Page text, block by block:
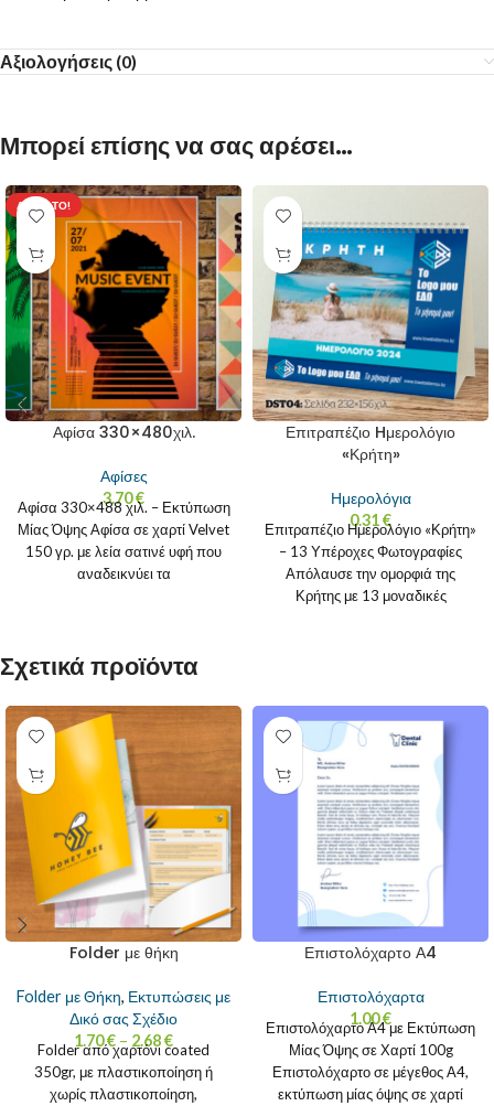
Αξιολογήσεις (0)
Μπορεί επίσης να σας αρέσει…
ΔΕΊΤΕ ΤΟ!
Αφίσα 330×480χιλ.
Αφίσες
3.70€
Αφίσα 330×488 χιλ. – Εκτύπωση
Μίας Όψης Αφίσα σε χαρτί Velvet
150 γρ. με λεία σατινέ υφή που
αναδεικνύει τα
Επιτραπέζιο Hμερολόγιο
«Κρήτη»
Ημερολόγια
0.31€
Επιτραπέζιο Ημερολόγιο «Κρήτη»
– 13 Υπέροχες Φωτογραφίες
Απόλαυσε την ομορφιά της
Κρήτης με 13 μοναδικές
Σχετικά προϊόντα
Folder με θήκη
Folder με Θήκη, Εκτυπώσεις με
Δικό σας Σχέδιο
1.70€ – 2.68€
Folder από χαρτόνι coated
350gr, με πλαστικοποίηση ή
χωρίς πλαστικοποίηση,
Επιστολόχαρτο Α4
Επιστολόχαρτα
1.00€
Επιστολόχαρτο Α4 με Εκτύπωση
Μίας Όψης σε Χαρτί 100g
Επιστολόχαρτο σε μέγεθος Α4,
εκτύπωση μίας όψης σε χαρτί